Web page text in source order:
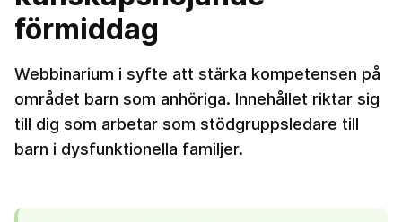
förmiddag
Webbinarium i syfte att stärka kompetensen på
området barn som anhöriga. Innehållet riktar sig
till dig som arbetar som stödgruppsledare till
barn i dysfunktionella familjer.